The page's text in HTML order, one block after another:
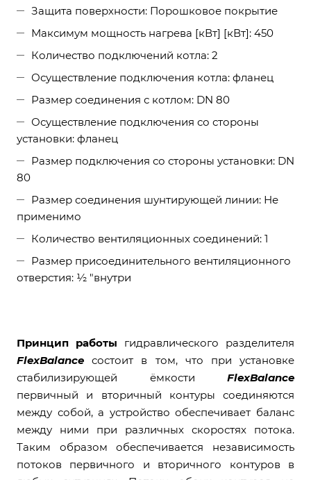
Защита поверхности: Порошковое покрытие
Максимум мощность нагрева [кВт] [кВт]: 450
Количество подключений котла: 2
Осуществление подключения котла: фланец
Размер соединения с котлом: DN 80
Осуществление подключения со стороны
установки: фланец
Размер подключения со стороны установки: DN
80
Размер соединения шунтирующей линии: Не
применимо
Количество вентиляционных соединений: 1
Размер присоединительного вентиляционного
отверстия: ½ "внутри
Принцип работы гидравлического разделителя
FlexBalance состоит в том, что при установке
стабилизирующей ёмкости FlexBalance
первичный и вторичный контуры соединяются
между собой, а устройство обеспечивает баланс
между ними при различных скоростях потока.
Таким образом обеспечивается независимость
потоков первичного и вторичного контуров в